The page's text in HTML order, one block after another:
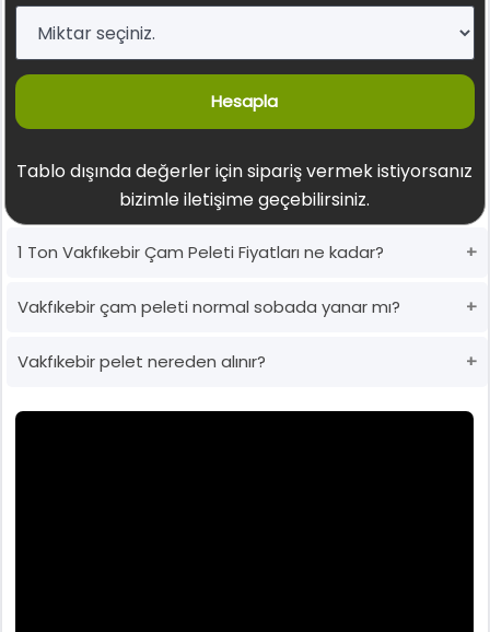
Hesapla
Tablo dışında değerler için sipariş vermek istiyorsanız
bizimle iletişime geçebilirsiniz.
1 Ton Vakfıkebir Çam Peleti Fiyatları ne kadar?
Vakfıkebir çam peleti normal sobada yanar mı?
Vakfıkebir pelet nereden alınır?